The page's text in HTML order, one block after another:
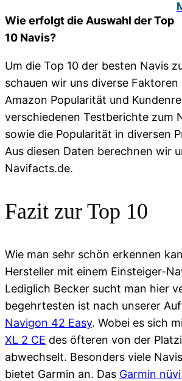
Wie erfolgt die Auswahl der Top
10 Navis?
Um die Top 10 der besten Navis
schauen wir uns diverse
Amazon Popularität und
verschiedenen Testberichte zum
sowie die Popularität in diversen
Aus diesen Daten berechnen wir
Navifacts.de.
Fazit zur Top 10
Wie man sehr schön erkennen
Hersteller mit einem Einsteiger-
Lediglich Becker sucht man hier
begehrtesten ist nach unserer
Navigon 42 Easy. Wobei es sich
XL 2 CE des öfteren von der
abwechselt. Besonders viele
bietet Garmin an. Das Garmin